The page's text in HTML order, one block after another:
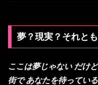
夢？現実？それと
ここは夢じゃない だけ
街で あなたを待ってい